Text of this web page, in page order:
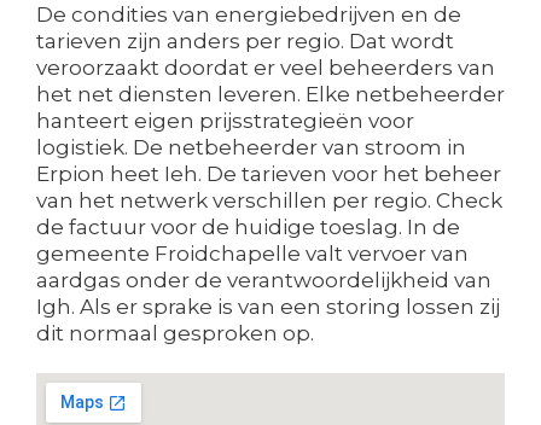
De condities van energiebedrijven en de
tarieven zijn anders per regio. Dat wordt
veroorzaakt doordat er veel beheerders van
het net diensten leveren. Elke netbeheerder
hanteert eigen prijsstrategieën voor
logistiek. De netbeheerder van stroom in
Erpion heet Ieh. De tarieven voor het beheer
van het netwerk verschillen per regio. Check
de factuur voor de huidige toeslag. In de
gemeente Froidchapelle valt vervoer van
aardgas onder de verantwoordelijkheid van
Igh. Als er sprake is van een storing lossen zij
dit normaal gesproken op.